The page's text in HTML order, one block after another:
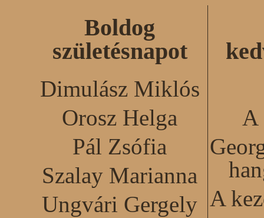
Boldog
születésnapot
Dimulász Miklós
Orosz Helga
Pál Zsófia
Szalay Marianna
Ungvári Gergely
A
A